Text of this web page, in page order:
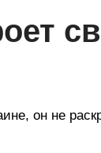
он не